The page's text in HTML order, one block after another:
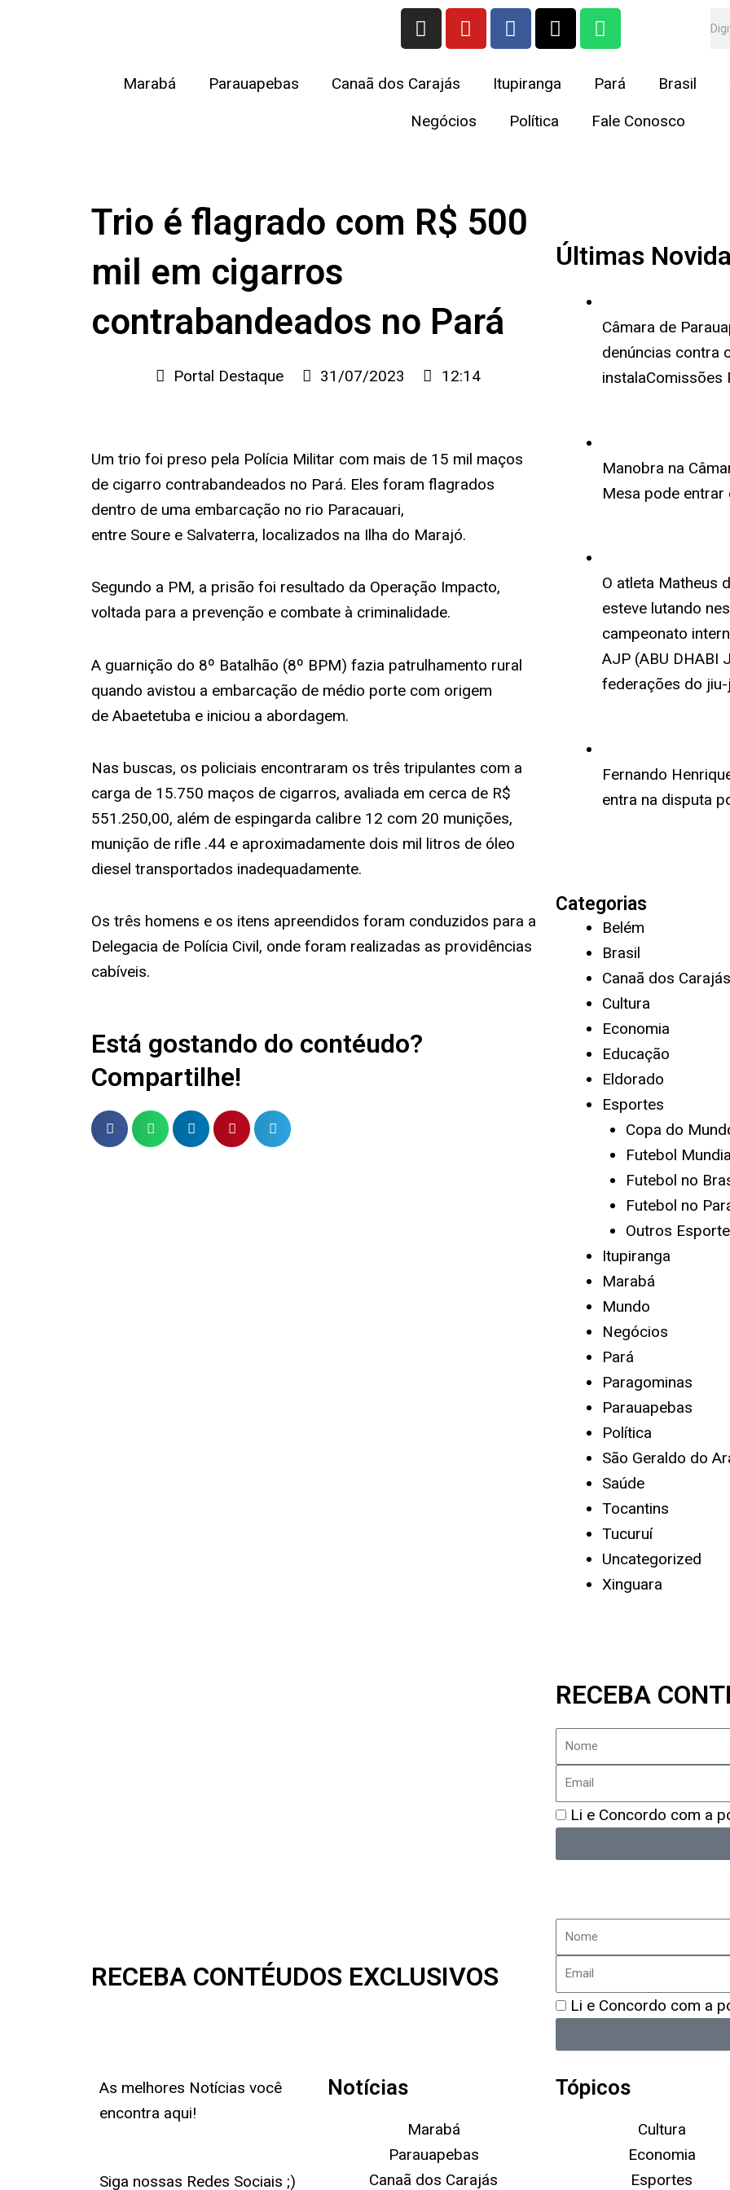
I
n
t
g
Y
o
b
F
a
e
b
o
X
-
w
t
W
h
t
a
Marabá Parauapebas Canaã dos Carajás Itupiranga Pará Brasil
Negócios
Política Fale Conosco
Trio é flagrado com R$ 500
mil em cigarros
contrabandeados no Pará
Portal Destaque 31/07/2023 12:14
Um trio foi preso pela Polícia Militar com mais de 15 mil maços
de cigarro contrabandeados no Pará. Eles foram flagrados
dentro de uma embarcação no rio Paracauari,
entre Soure e Salvaterra, localizados na Ilha do Marajó.
Segundo a PM, a prisão foi resultado da Operação Impacto,
voltada para a prevenção e combate à criminalidade.
A guarnição do 8º Batalhão (8º BPM) fazia patrulhamento rural
quando avistou a embarcação de médio porte com origem
de Abaetetuba e iniciou a abordagem.
Nas buscas, os policiais encontraram os três tripulantes com a
carga de 15.750 maços de cigarros, avaliada em cerca de R$
551.250,00, além de espingarda calibre 12 com 20 munições,
munição de rifle .44 e aproximadamente dois mil litros de óleo
diesel transportados inadequadamente.
Os três homens e os itens apreendidos foram conduzidos para a
Delegacia de Polícia Civil, onde foram realizadas as providências
cabíveis.
Está gostando do contéudo?
Compartilhe!
Últimas
Câmara de
denúncias contra
instalaComissões
Manobra na
Mesa pode
O atleta Matheus
esteve lutando
campeonato
AJP (ABU DHABI
federações do
Fernando
entra na disputa
Categorias
Belém
Brasil
Canaã dos Carajás
Cultura
Economia
Educação
Eldorado
Esportes
Copa do
Futebol
Futebol no
Futebol no
Outros
Itupiranga
Marabá
Mundo
Negócios
Pará
Paragominas
Parauapebas
Política
São Geraldo do
Saúde
Tocantins
Tucuruí
Uncategorized
Xinguara
RECEBA
Nome
Email
Política
Privacidade
Li e Concordo com a
RECEBA CONTÉUDOS EXCLUSIVOS
Nome
Email
Política
Privacidade
Li e Concordo com a
As melhores Notícias você
encontra aqui!
Siga nossas Redes Sociais ;)
Notícias
Marabá
Parauapebas
Canaã dos Carajás
Tópicos
Cultura
Economia
Esportes